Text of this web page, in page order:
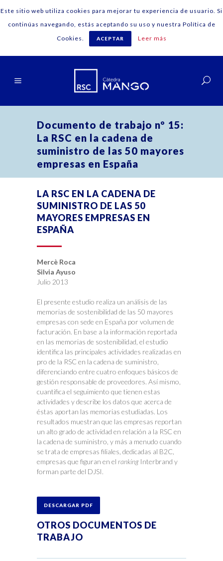
Español
Documento de trabajo nº 15:
La RSC en la cadena de
suministro de las 50 mayores
empresas en España
LA RSC EN LA CADENA DE
SUMINISTRO DE LAS 50
MAYORES EMPRESAS EN
ESPAÑA
Mercè Roca
Silvia Ayuso
Julio 2013
El presente estudio realiza un análisis de las
memorias de sostenibilidad de las 50 mayores
empresas con sede en España por volumen de
facturación. En base a la información reportada
en las memorias de sostenibilidad, el estudio
identifica las principales actividades realizadas en
pro de la RSC en la cadena de suministro,
diferenciando entre cuatro enfoques básicos de
gestión responsable de proveedores. Así mismo,
cuantifica el seguimiento que tienen estas
actividades y describe los datos que acerca de
éstas aportan las memorias estudiadas. Los
resultados muestran que las empresas reportan
un alto grado de actividad en relación a la RSC en
la cadena de suministro, y más a menudo cuando
se trata de empresas filiales, dedicadas al B2C,
empresas que figuran en el rankingInterbrand y
forman parte del DJSI.
DESCARGAR PDF
OTROS DOCUMENTOS DE
TRABAJO
Este sitio web utiliza cookies para mejorar tu experiencia de usuario. Si
continúas navegando, estás aceptando su uso y nuestra Política de
Cookies.
ACEPTAR Leer más